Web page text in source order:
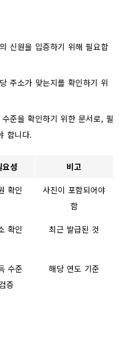
신원을 입증하기 위해 필요합
주소가 맞는지를 확인하기 위
준을 확인하기 위한 문서로, 필
합니다.
요성
비고
확인
사진이 포함되어야
함
확인 최근 발급된 것
수준
증
해당 연도 기준